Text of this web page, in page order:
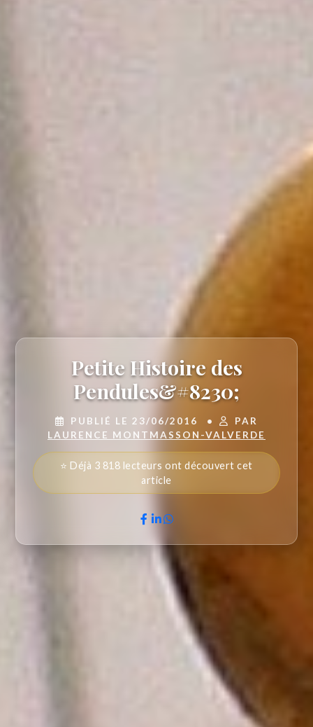
Petite Histoire des
Pendules&#8230;
PUBLIÉ LE 23/06/2016 •
PAR
LAURENCE MONTMASSON-VALVERDE
⭐ Déjà 3 818 lecteurs ont découvert cet
article